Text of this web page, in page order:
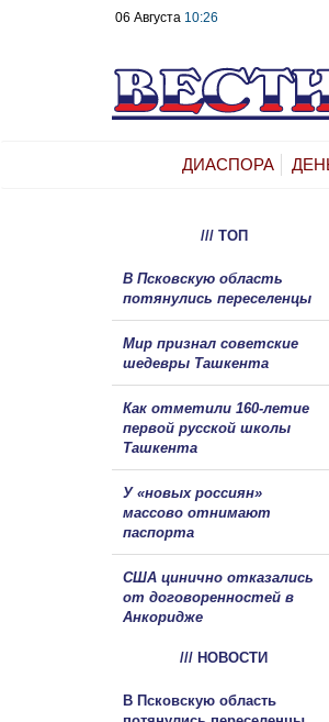
06 Августа 10:26
ДИАСПОРА
/// ТОП
В Псковскую область
потянулись переселенцы
Мир признал советские
шедевры Ташкента
Как отметили 160-летие
первой русской школы
Ташкента
У «новых россиян»
массово отнимают
паспорта
США цинично отказались
от договоренностей в
Анкоридже
/// НОВОСТИ
В Псковскую область